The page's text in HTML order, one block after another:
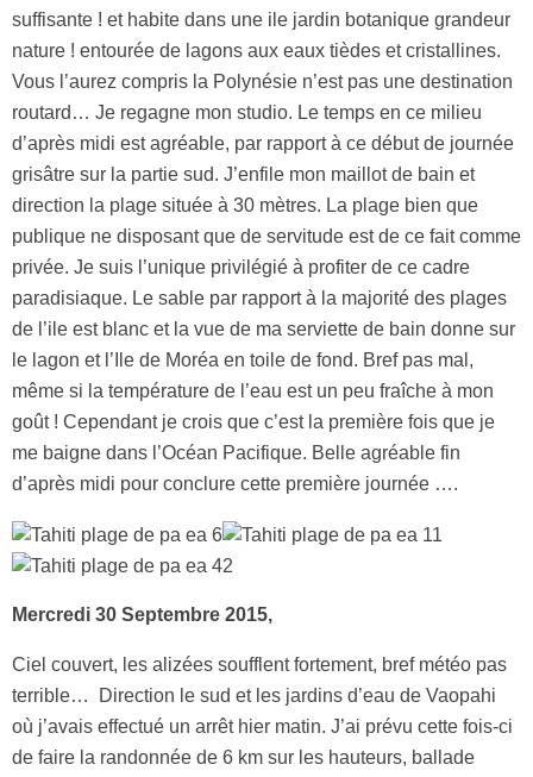
suffisante ! et habite dans une ile jardin botanique grandeur
nature ! entourée de lagons aux eaux tièdes et cristallines.
Vous l’aurez compris la Polynésie n’est pas une destination
routard… Je regagne mon studio. Le temps en ce milieu
d’après midi est agréable, par rapport à ce début de journée
grisâtre sur la partie sud. J’enfile mon maillot de bain et
direction la plage située à 30 mètres. La plage bien que
publique ne disposant que de servitude est de ce fait comme
privée. Je suis l’unique privilégié à profiter de ce cadre
paradisiaque. Le sable par rapport à la majorité des plages
de l’ile est blanc et la vue de ma serviette de bain donne sur
le lagon et l’Ile de Moréa en toile de fond. Bref pas mal,
même si la température de l’eau est un peu fraîche à mon
goût ! Cependant je crois que c’est la première fois que je
me baigne dans l’Océan Pacifique. Belle agréable fin
d’après midi pour conclure cette première journée ….
Mercredi 30 Septembre 2015,
Ciel couvert, les alizées soufflent fortement, bref météo pas
terrible… Direction le sud et les jardins d’eau de Vaopahi
où j’avais effectué un arrêt hier matin. J’ai prévu cette fois-ci
de faire la randonnée de 6 km sur les hauteurs, ballade